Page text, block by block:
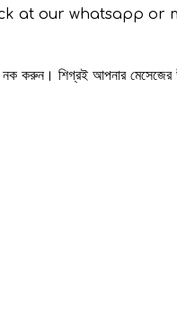
at our whatsapp or
নক করুন। শিগ্রই আপনার